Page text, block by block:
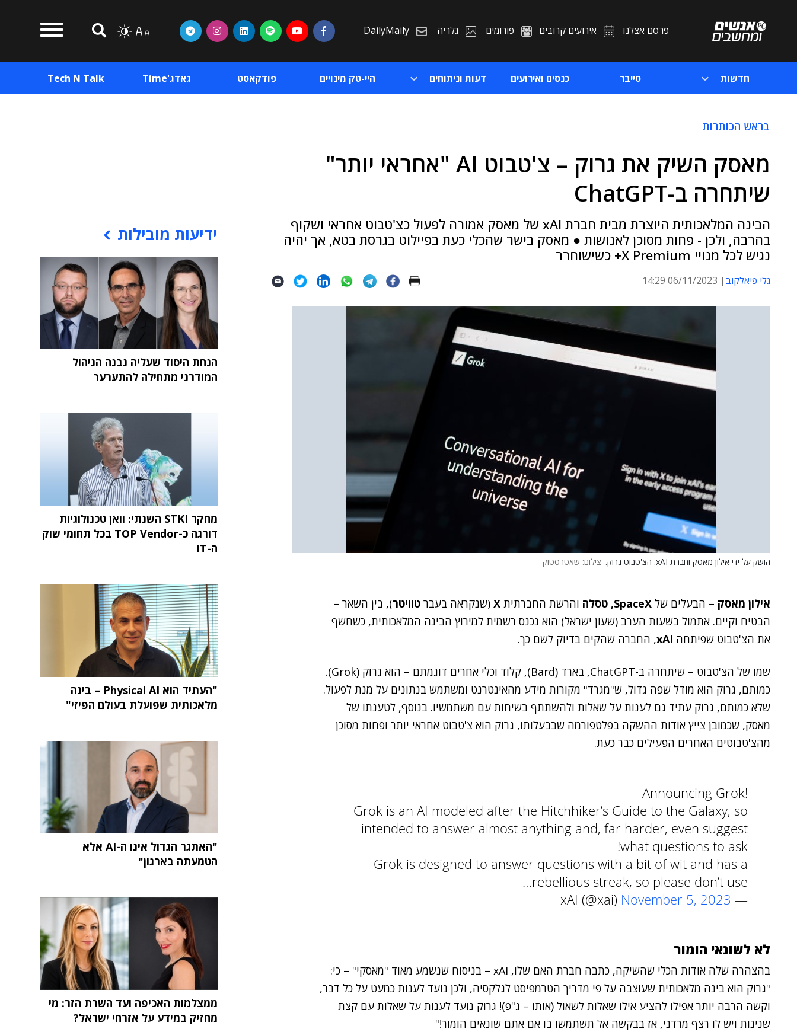
פרסם אצלנו אירועים קרובים פורומים גלריה DailyMaily
חדשות סייבר כנסים ואירועים דעות וניתוחים היי-טק מינויים פודקאסט גאדג'Time Tech N Talk
בראש הכותרות
מאסק השיק את גרוק – צ'טבוט AI "אחראי יותר"
שיתחרה ב-ChatGPT
הבינה המלאכותית היוצרת מבית חברת xAI של מאסק אמורה לפעול כצ'טבוט אחראי ושקוף
בהרבה, ולכן - פחות מסוכן לאנושות ● מאסק בישר שהכלי כעת בפיילוט בגרסת בטא, אך יהיה
נגיש לכל מנויי X Premium+ כשישוחרר
גלי פיאלקוב 06/11/2023 14:29
הושק על ידי אילון מאסק וחברת xAI. הצ'טבוט גרוק. צילום: שאטרסטוק
אילון מאסק – הבעלים של SpaceX, טסלה והרשת החברתית X (שנקראה בעבר טוויטר), בין השאר –
הבטיח וקיים. אתמול בשעות הערב (שעון ישראל) הוא נכנס רשמית למירוץ הבינה המלאכותית, כשחשף
את הצ'טבוט שפיתחה xAI, החברה שהקים בדיוק לשם כך.
שמו של הצ'טבוט – שיתחרה ב-ChatGPT, בארד (Bard), קלוד וכלי אחרים דוגמתם – הוא גרוק (Grok).
כמותם, גרוק הוא מודל שפה גדול, ש"מגרד" מקורות מידע מהאינטרנט ומשתמש בנתונים על מנת לפעול.
שלא כמותם, גרוק עתיד גם לענות על שאלות ולהשתתף בשיחות עם משתמשיו. בנוסף, לטענתו של
מאסק, שכמובן צייץ אודות ההשקה בפלטפורמה שבבעלותו, גרוק הוא צ'טבוט אחראי יותר ופחות מסוכן
מהצ'טבוטים האחרים הפעילים כבר כעת.
Announcing Grok!
Grok is an AI modeled after the Hitchhiker’s Guide to the Galaxy, so
intended to answer almost anything and, far harder, even suggest
what questions to ask!
Grok is designed to answer questions with a bit of wit and has a
rebellious streak, so please don’t use…
— xAI (@xai)
November 5, 2023
לא לשונאי הומור
בהצהרה שלה אודות הכלי שהשיקה, כתבה חברת האם שלו, xAI – בניסוח שנשמע מאוד "מאסקי" – כי:
"גרוק הוא בינה מלאכותית שעוצבה על פי מדריך הטרמפיסט לגלקסיה, ולכן נועד לענות כמעט על כל דבר,
וקשה הרבה יותר אפילו להציע אילו שאלות לשאול (אותו – ג"פ)! גרוק נועד לענות על שאלות עם קצת
שנינות ויש לו רצף מרדני, אז בבקשה אל תשתמשו בו אם אתם שונאים הומור!"
ידיעות מובילות
הנחת היסוד שעליה נבנה הניהול
המודרני מתחילה להתערער
מחקר STKI השנתי: וואן טכנולוגיות
דורגה כ-TOP Vendor בכל תחומי שוק
ה-IT
"העתיד הוא Physical AI – בינה
מלאכותית שפועלת בעולם הפיזי"
"האתגר הגדול אינו ה-AI אלא
הטמעתה בארגון"
ממצלמות האכיפה ועד השרת הזר: מי
מחזיק במידע על אזרחי ישראל?